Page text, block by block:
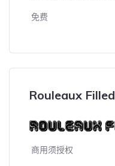
免费
Rouleaux Filled
商用须授权